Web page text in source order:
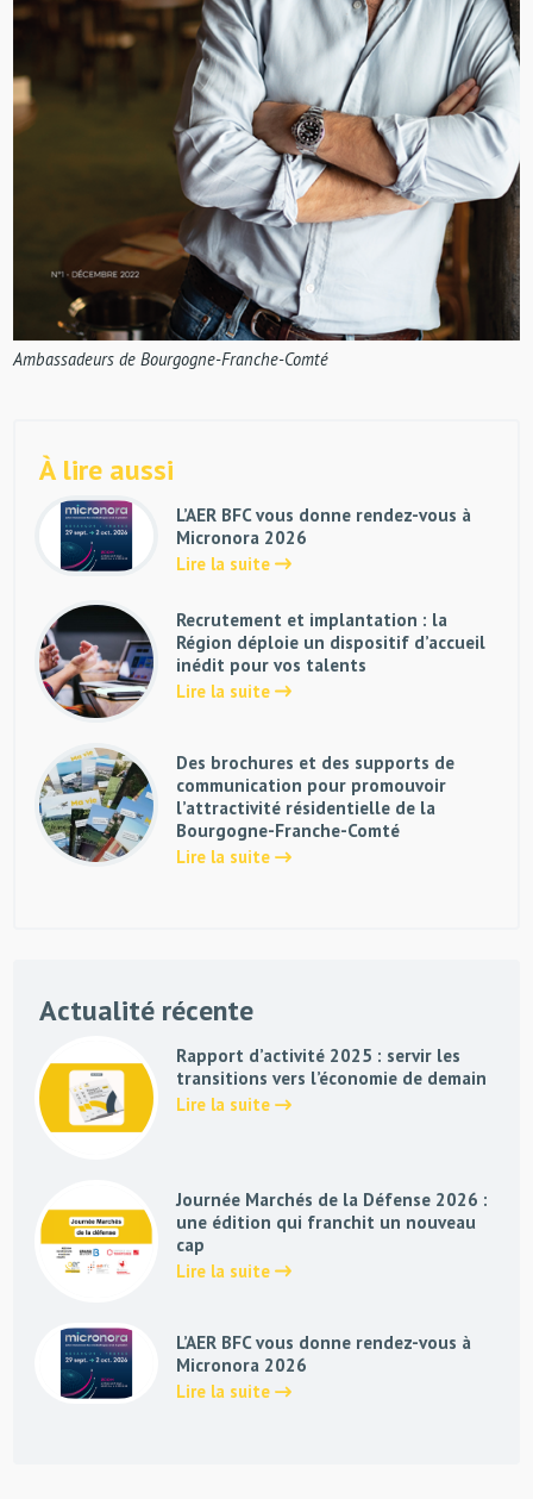
Ambassadeurs de Bourgogne-Franche-Comté
À lire aussi
L’AER BFC vous donne rendez-vous à
Micronora 2026
Lire la suite
Recrutement et implantation : la
Région déploie un dispositif d’accueil
inédit pour vos talents
Lire la suite
Des brochures et des supports de
communication pour promouvoir
l’attractivité résidentielle de la
Bourgogne-Franche-Comté
Lire la suite
Actualité récente
Rapport d’activité 2025 : servir les
transitions vers l’économie de demain
Lire la suite
Journée Marchés de la Défense 2026 :
une édition qui franchit un nouveau
cap
Lire la suite
L’AER BFC vous donne rendez-vous à
Micronora 2026
Lire la suite